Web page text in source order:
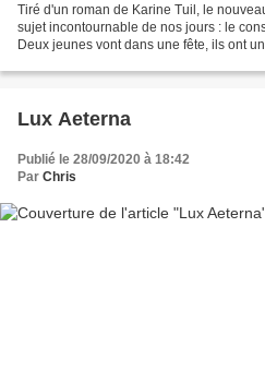
Tiré d'un roman de Karine Tuil, le
sujet incontournable de nos jours : le
Deux jeunes vont dans une fête, ils ont
Lux Aeterna
Publié le 28/09/2020 à 18:42
Par Chris